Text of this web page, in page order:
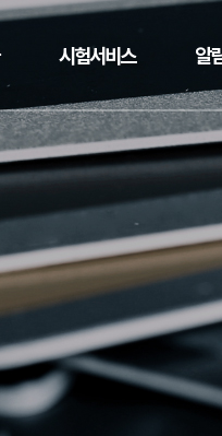
시험서비스 알